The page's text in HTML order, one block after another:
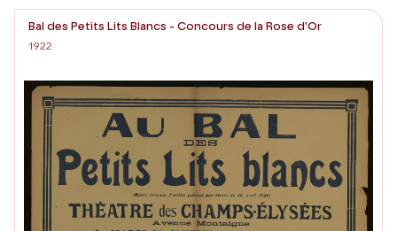
Bal des Petits Lits Blancs - Concours de la Rose d'Or
1922